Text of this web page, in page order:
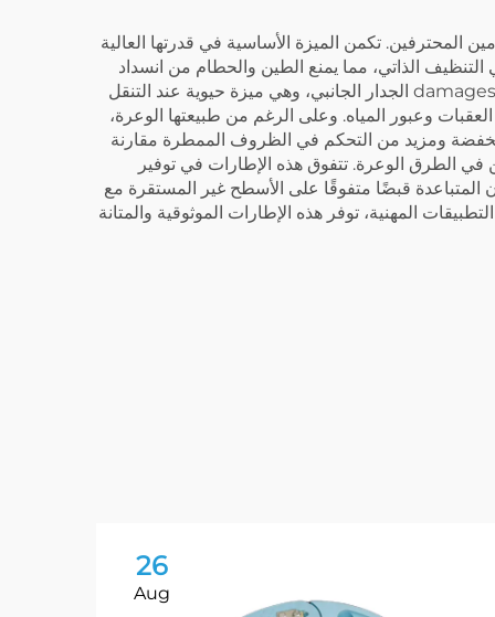
المحترفين. تكمن الميزة الأساسية في قدرتها العالية
الذاتي، مما يمنع الطين والحطام من انسداد
الأخاديد ويحافظ على الأداء المستمر طوال مغامرتك. تحتوي هذه الإطارات على بنية مدعمة تقلل بشكل كبير من خطر الثقوب و damages الجدار الجانبي، وهي ميزة حيوية عند التنقل
وعبور المياه. وعلى الرغم من طبيعتها الوعرة،
ومزيد من التحكم في الظروف الممطرة مقارنة
في الطرق الوعرة. تتفوق هذه الإطارات في توفير
المتباعدة قبضًا متفوقًا على الأسطح غير المستقرة مع
المهنية، توفر هذه الإطارات الموثوقية والمتانة
26
Aug